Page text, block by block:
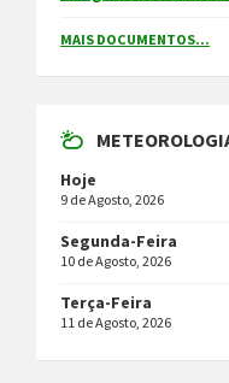
MAIS DOCUMENTOS...
Hoje
9 de Agosto, 2026
Segunda-Feira
10 de Agosto, 2026
Terça-Feira
11 de Agosto, 2026